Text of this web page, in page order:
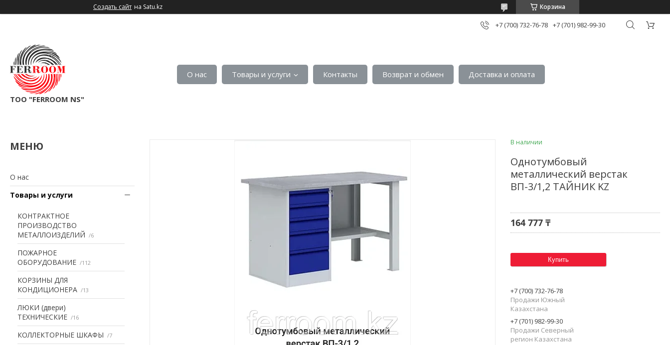
Создать сайт на Satu.kz Корзина
+7 (700) 732-76-78 +7 (701) 982-99-30
TOO "FERROOM NS"
О нас Товары и услуги Контакты Возврат и обмен Доставка и оплата
О нас
Товары и услуги
КОНТРАКТНОЕ
ПРОИЗВОДСТВО
МЕТАЛЛОИЗДЕЛИЙ
6
ПОЖАРНОЕ
ОБОРУДОВАНИЕ
112
КОРЗИНЫ ДЛЯ
КОНДИЦИОНЕРА
13
ЛЮКИ (двери)
ТЕХНИЧЕСКИЕ
16
КОЛЛЕКТОРНЫЕ ШКАФЫ 7
В наличии
Однотумбовый
металлический верстак
ВП-3/1,2 ТАЙНИК KZ
164 777 ₸
Купить
+7 (700) 732-76-78
Продажи Южный
Казахстана
+7 (701) 982-99-30
Продажи Северный
регион Казахстана